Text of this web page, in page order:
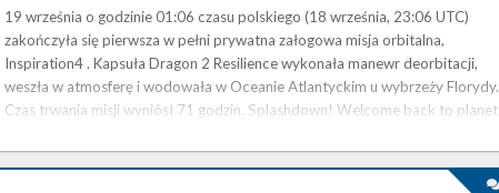
19 września o godzinie 01:06 czasu polskiego (18 września, 23:06 UTC)
zakończyła się pierwsza w pełni prywatna załogowa misja orbitalna,
Inspiration4 . Kapsuła Dragon 2 Resilience wykonała manewr deorbitacji,
weszła w atmosferę i wodowała w Oceanie Atlantyckim u wybrzeży Florydy.
Czas trwania misji wyniósł 71 godzin. Splashdown! Welcome back to planet
September 18, 2021 Około 24 godziny przed …